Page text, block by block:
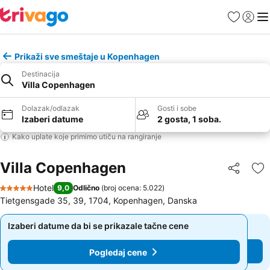
FavoritiPrijavi
Prikaži sve smeštaje u Kopenhagen
Destinacija
Villa Copenhagen
Dolazak/odlazak
Izaberi datume
Gosti i sobe
2 gosta, 1 soba.
Kako uplate koje primimo utiču na rangiranje
Villa Copenhagen Deli
5 Zvezdice
Hotel 9,0 Odlično (broj ocena: 5.022)
Tietgensgade 35, 39, 1704, Kopenhagen, Danska
Izaberi datume da bi se prikazale tačne cene
Pogledaj cene
Izaberi datume da bi se prikazale tačne cene
Pogledaj cene